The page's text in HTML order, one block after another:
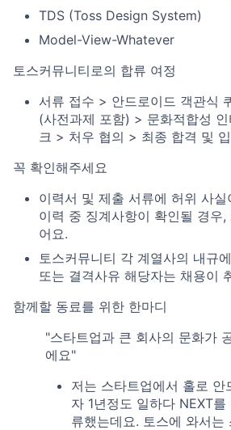
TDS (Toss Design System)
Model-View-Whatever
토스커뮤니티로의 합류 여정
서류 접수 > 안드로이드 객관식
(사전과제 포함) > 문화적합성
크 > 처우 협의 > 최종 합격 및
꼭 확인해주세요
이력서 및 제출 서류에 허위 사
이력 중 징계사항이 확인될 경우
어요.
토스커뮤니티 각 계열사의 내규
또는 결격사유 해당자는 채용이
함께할 동료를 위한 한마디
"스타트업과 큰 회사의 문화가
에요"
저는 스타트업에서 홀로 안
자 1년정도 일하다 NEXT
류했는데요. 토스에 와서는